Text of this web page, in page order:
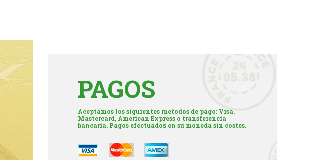
PAGOS
Aceptamos los siguientes metodos de pago: Visa,
Mastercard, American Express o transferencia
bancaria. Pagos efectuados en su moneda sin costes.